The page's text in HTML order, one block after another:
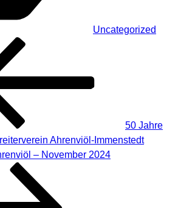
Uncategorized
50 Jahre
Ahrenviöl-Immenstedt
– November 2024